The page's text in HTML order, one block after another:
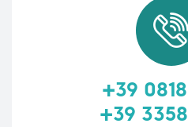
+39
+39